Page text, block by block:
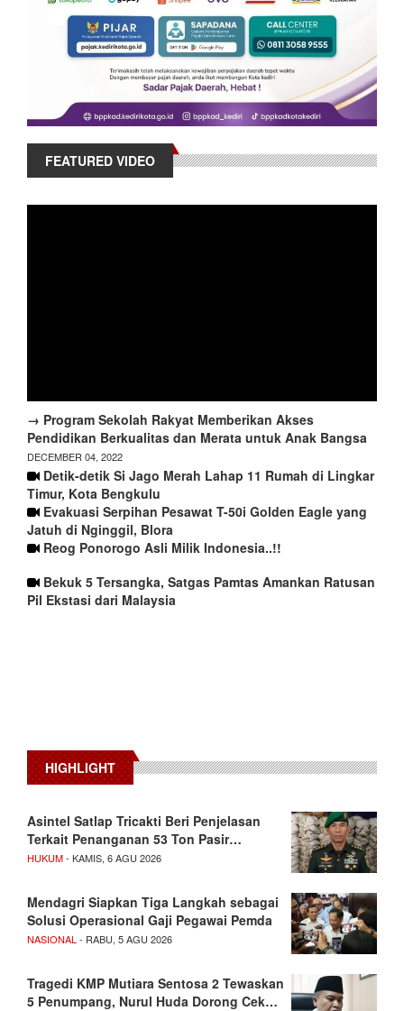
FEATURED VIDEO
→ Program Sekolah Rakyat Memberikan Akses
Pendidikan Berkualitas dan Merata untuk Anak Bangsa
DECEMBER 04, 2022
Detik-detik Si Jago Merah Lahap 11 Rumah di Lingkar
Timur, Kota Bengkulu
Evakuasi Serpihan Pesawat T-50i Golden Eagle yang
Jatuh di Nginggil, Blora
Reog Ponorogo Asli Milik Indonesia..!!
Bekuk 5 Tersangka, Satgas Pamtas Amankan Ratusan
Pil Ekstasi dari Malaysia
HIGHLIGHT
Asintel Satlap Tricakti Beri Penjelasan
Terkait Penanganan 53 Ton Pasir…
HUKUM- KAMIS, 6 AGU 2026
Mendagri Siapkan Tiga Langkah sebagai
Solusi Operasional Gaji Pegawai Pemda
NASIONAL - RABU, 5 AGU 2026
Tragedi KMP Mutiara Sentosa 2 Tewaskan
5 Penumpang, Nurul Huda Dorong Cek…